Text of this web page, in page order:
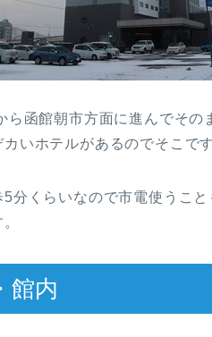
ら函館朝市方面に進んでその
カいホテルがあるのでそこで
5分くらいなので市電使うこ
館内